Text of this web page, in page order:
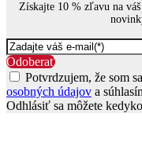
Získajte 10 % zľavu na
Odoberať
Potvrdzujem, že som
osobných údajov a
Odhlásiť sa môžete